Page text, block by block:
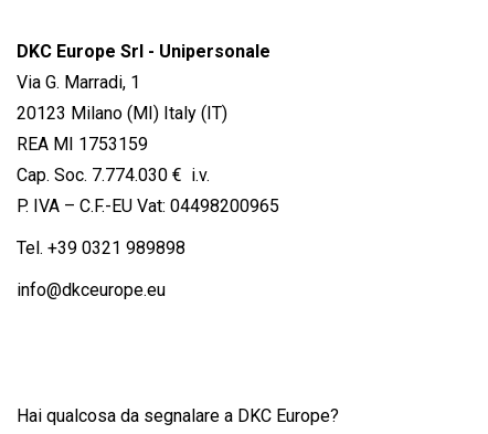
DKC Europe Srl - Unipersonale
Via G. Marradi, 1
20123 Milano (MI) Italy (IT)
REA MI 1753159
Cap. Soc. 7.774.030 € i.v.
P. IVA – C.F.-EU Vat: 04498200965
Tel. +39 0321 989898
info@dkceurope.eu
Hai qualcosa da segnalare a DKC Europe?